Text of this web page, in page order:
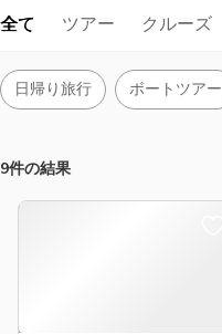
全て ツアー クルーズ
日帰り旅行 ボートツアー
9件の結果